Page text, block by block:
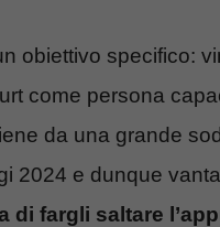
obiettivo specifico:
come persona
da una grande
2024 e dunque
di fargli saltare